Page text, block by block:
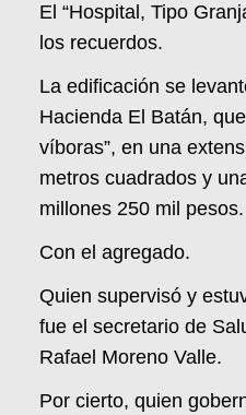
El “Hospital, Tipo
los recuerdos.
La edificación se
Hacienda El Batán,
víboras”, en una
metros cuadrados y
millones 250 mil pesos.
Con el agregado.
Quien supervisó y
fue el secretario de
Rafael Moreno Valle.
Por cierto, quien